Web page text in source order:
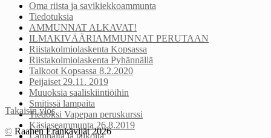
Oma riista ja savikiekkoammunta
Tiedotuksia
AMMUNNAT ALKAVAT!
ILMAKIVÄÄRIAMMUNNAT PERUTAAN
Riistakolmiolaskenta Kopsassa
Riistakolmiolaskenta Pyhännällä
Talkoot Kopsassa 8.2.2020
Peijaiset 29.11. 2019
Muuoksia saaliskiintiöihin
Smitissä lampaita
Tiedoksi Vapepan peruskurssi
Käsiaseammunta 26.8.2019
Lampaita ja talkoita
Takaisin ylös
© Raahen Eränkävijät 2026